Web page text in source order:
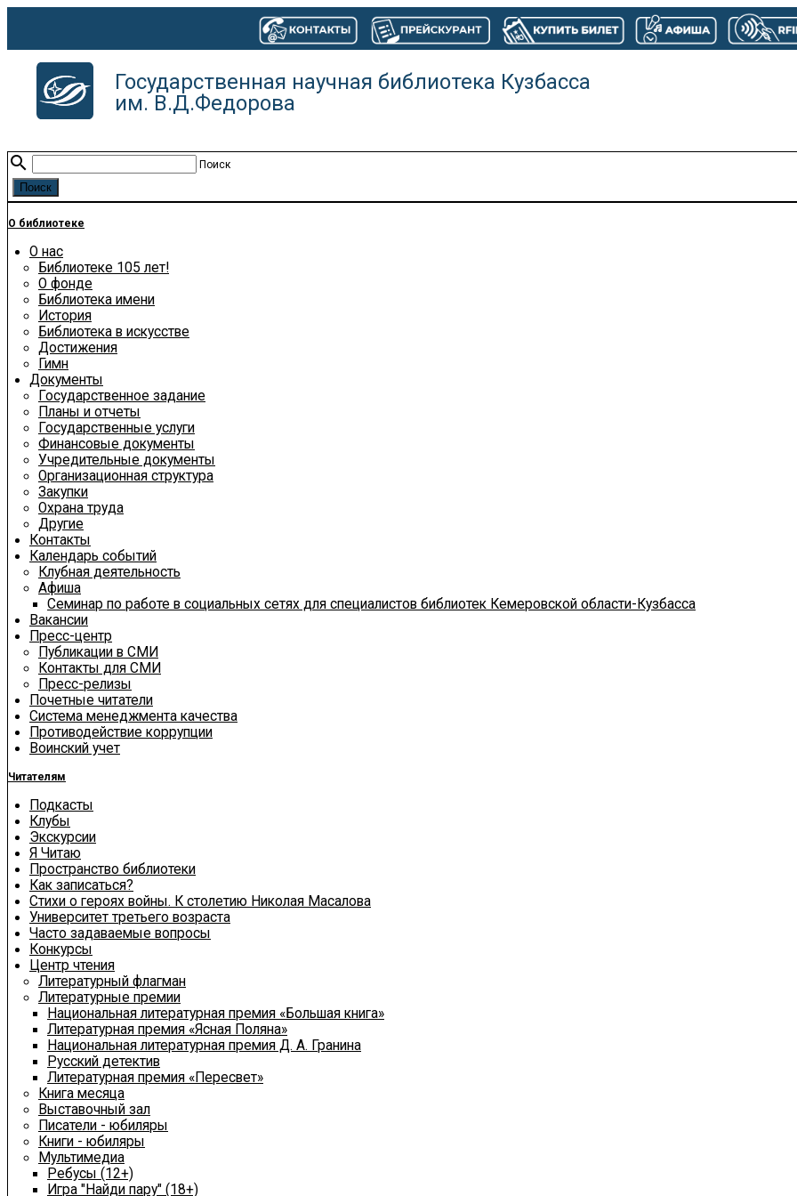
Государственная научная библиотека Кузбасса
им. В.Д.Федорова
search Поиск
О библиотеке
О нас
Библиотеке 105 лет!
О фонде
Библиотека имени
История
Библиотека в искусстве
Достижения
Гимн
Документы
Государственное задание
Планы и отчеты
Государственные услуги
Финансовые документы
Учредительные документы
Организационная структура
Закупки
Охрана труда
Другие
Контакты
Календарь событий
Клубная деятельность
Афиша
Семинар по работе в социальных сетях для специалистов библиотек Кемеровской области-Кузбасса
Вакансии
Пресс-центр
Публикации в СМИ
Контакты для СМИ
Пресс-релизы
Почетные читатели
Система менеджмента качества
Противодействие коррупции
Воинский учет
Читателям
Подкасты
Клубы
Экскурсии
Я Читаю
Пространство библиотеки
Как записаться?
Стихи о героях войны. К столетию Николая Масалова
Университет третьего возраста
Часто задаваемые вопросы
Конкурсы
Центр чтения
Литературный флагман
Литературные премии
Национальная литературная премия «Большая книга»
Литературная премия «Ясная Поляна»
Национальная литературная премия Д. А. Гранина
Русский детектив
Литературная премия «Пересвет»
Книга месяца
Выставочный зал
Писатели - юбиляры
Книги - юбиляры
Мультимедиа
Ребусы (12+)
Игра "Найди пару" (18+)